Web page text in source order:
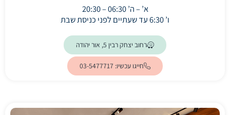
א’ – ה’ 06:30 – 20:30
ו’ 6:30 עד שעתיים לפני כניסת שבת
רחוב יצחק רבין 5, אור יהודה (ייפתח בלשונית חדשה)
חייגו עכשיו: 03-5477717